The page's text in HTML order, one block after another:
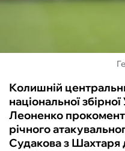
Колишній
національної
Леоненко
річного
Судакова з Шахтаря